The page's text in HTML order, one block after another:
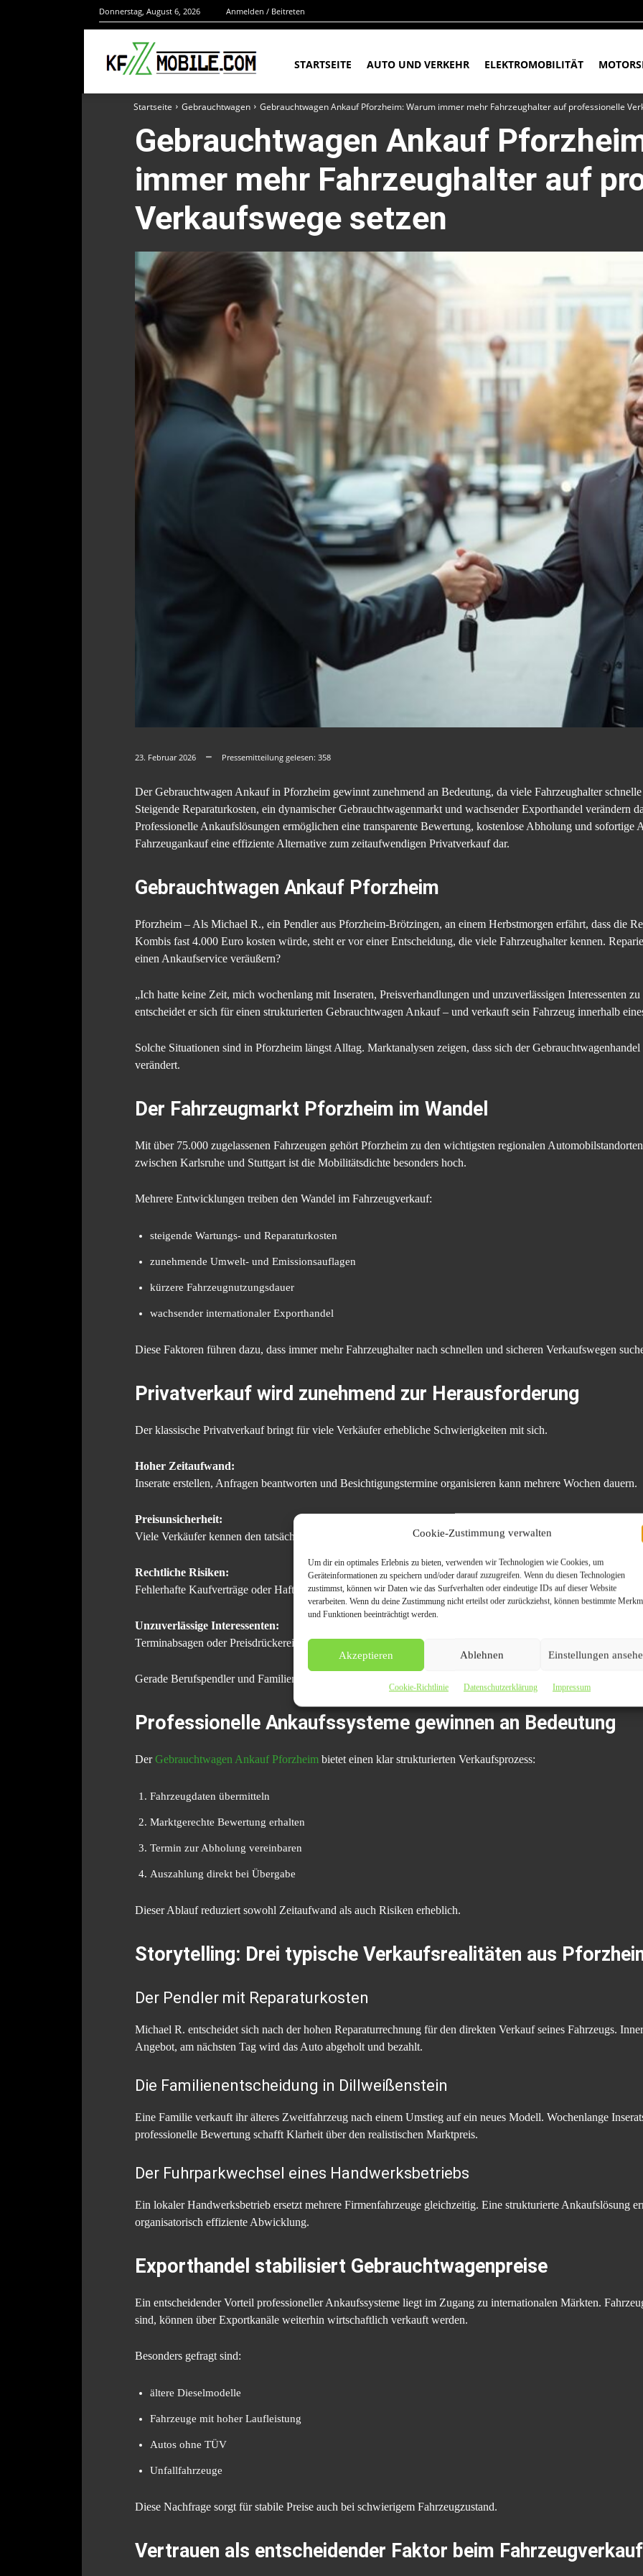
Cookie-Zustimmung verwalten
Um dir ein optimales Erlebnis zu bieten, verwenden wir Technologien wie Cookies, um
Geräteinformationen zu speichern und/oder darauf zuzugreifen. Wenn du diesen Technologien
zustimmst, können wir Daten wie das Surfverhalten oder eindeutige IDs auf dieser Website
verarbeiten. Wenn du deine Zustimmung nicht erteilst oder zurückziehst, können bestimmte
und Funktionen beeinträchtigt werden.
Akzeptieren Ablehnen Einstellungen
Cookie-Richtlinie Datenschutzerklärung Impressum
Donnerstag, August 6, 2026 Anmelden / Beitreten
STARTSEITE AUTO UND VERKEHR ELEKTROMOBILITÄT
Startseite Gebrauchtwagen Gebrauchtwagen Ankauf Pforzheim: Warum immer mehr Fahrzeughalter auf professionelle
Gebrauchtwagen Ankauf
immer mehr Fahrzeughalter auf
Verkaufswege setzen
23. Februar 2026 Pressemitteilung gelesen: 358
Der Gebrauchtwagen Ankauf in Pforzheim gewinnt zunehmend an Bedeutung, da viele Fahrzeughalter
Steigende Reparaturkosten, ein dynamischer Gebrauchtwagenmarkt und wachsender Exporthandel verändern
Professionelle Ankaufslösungen ermöglichen eine transparente Bewertung, kostenlose Abholung und sofortige
Fahrzeugankauf eine effiziente Alternative zum zeitaufwendigen Privatverkauf dar.
Gebrauchtwagen Ankauf Pforzheim
Pforzheim – Als Michael R., ein Pendler aus Pforzheim-Brötzingen, an einem Herbstmorgen erfährt, dass die
Kombis fast 4.000 Euro kosten würde, steht er vor einer Entscheidung, die viele Fahrzeughalter kennen.
einen Ankaufservice veräußern?
„Ich hatte keine Zeit, mich wochenlang mit Inseraten, Preisverhandlungen und unzuverlässigen Interessenten zu
entscheidet er sich für einen strukturierten Gebrauchtwagen Ankauf – und verkauft sein Fahrzeug innerhalb
Solche Situationen sind in Pforzheim längst Alltag. Marktanalysen zeigen, dass sich der
verändert.
Der Fahrzeugmarkt Pforzheim im Wandel
Mit über 75.000 zugelassenen Fahrzeugen gehört Pforzheim zu den wichtigsten regionalen
zwischen Karlsruhe und Stuttgart ist die Mobilitätsdichte besonders hoch.
Mehrere Entwicklungen treiben den Wandel im Fahrzeugverkauf:
steigende Wartungs- und Reparaturkosten
zunehmende Umwelt- und Emissionsauflagen
kürzere Fahrzeugnutzungsdauer
wachsender internationaler Exporthandel
Diese Faktoren führen dazu, dass immer mehr Fahrzeughalter nach schnellen und sicheren Verkaufswegen
Privatverkauf wird zunehmend zur Herausforderung
Der klassische Privatverkauf bringt für viele Verkäufer erhebliche Schwierigkeiten mit sich.
Hoher Zeitaufwand:
Inserate erstellen, Anfragen beantworten und Besichtigungstermine organisieren kann mehrere Wochen dauern.
Preisunsicherheit:
Viele Verkäufer kennen den tatsächlichen Marktwert ihres Fahrzeugs nicht.
Rechtliche Risiken:
Fehlerhafte Kaufverträge oder Haftungsfragen können zu späteren Konflikten führen.
Unzuverlässige Interessenten:
Terminabsagen oder Preisdrückerei verzögern den Verkauf erheblich.
Gerade Berufspendler und Familien bevorzugen daher strukturierte Ankaufslösungen.
Professionelle Ankaufssysteme gewinnen an Bedeutung
DerGebrauchtwagen Ankauf Pforzheim bietet einen klar strukturierten Verkaufsprozess:
Fahrzeugdaten übermitteln
Marktgerechte Bewertung erhalten
Termin zur Abholung vereinbaren
Auszahlung direkt bei Übergabe
Dieser Ablauf reduziert sowohl Zeitaufwand als auch Risiken erheblich.
Storytelling: Drei typische Verkaufsrealitäten aus
Der Pendler mit Reparaturkosten
Michael R. entscheidet sich nach der hohen Reparaturrechnung für den direkten Verkauf seines Fahrzeugs.
Angebot, am nächsten Tag wird das Auto abgeholt und bezahlt.
Die Familienentscheidung in Dillweißenstein
Eine Familie verkauft ihr älteres Zweitfahrzeug nach einem Umstieg auf ein neues Modell. Wochenlange
professionelle Bewertung schafft Klarheit über den realistischen Marktpreis.
Der Fuhrparkwechsel eines Handwerksbetriebs
Ein lokaler Handwerksbetrieb ersetzt mehrere Firmenfahrzeuge gleichzeitig. Eine strukturierte Ankaufslösung
organisatorisch effiziente Abwicklung.
Exporthandel stabilisiert Gebrauchtwagenpreise
Ein entscheidender Vorteil professioneller Ankaufssysteme liegt im Zugang zu internationalen Märkten.
sind, können über Exportkanäle weiterhin wirtschaftlich verkauft werden.
Besonders gefragt sind:
ältere Dieselmodelle
Fahrzeuge mit hoher Laufleistung
Autos ohne TÜV
Unfallfahrzeuge
Diese Nachfrage sorgt für stabile Preise auch bei schwierigem Fahrzeugzustand.
Vertrauen als entscheidender Faktor beim Fahrzeugverkauf